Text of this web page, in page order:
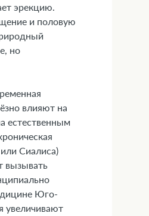
эрекцию.
и половую
но
влияют на
естественным
Сиалиса)
вызывать
Юго-
увеличивают